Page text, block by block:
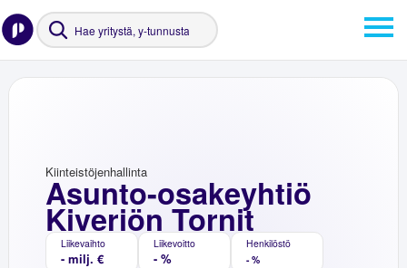
Asunto-osakeyhtiö
Kiveriön Tornit
Kiinteistöjenhallinta
Liikevaihto
- milj. €
Liikevoitto
- %
Henkilöstö
- %